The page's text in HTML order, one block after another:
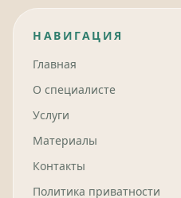
НАВИГАЦИЯ
Главная
О специалисте
Услуги
Материалы
Контакты
Политика приватности